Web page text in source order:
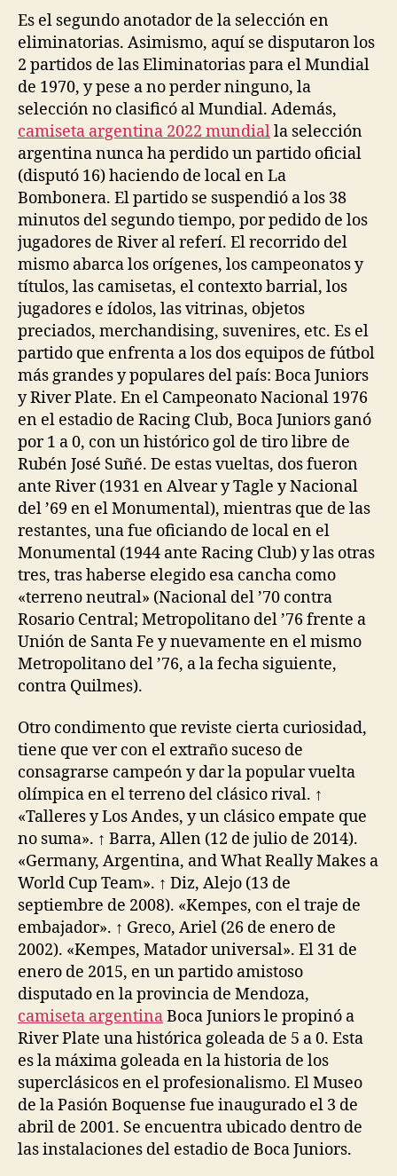
Es el segundo anotador de la selección en
eliminatorias. Asimismo, aquí se disputaron los
2 partidos de las Eliminatorias para el Mundial
de 1970, y pese a no perder ninguno, la
selección no clasificó al Mundial. Además,
camiseta argentina 2022 mundialla selección
argentina nunca ha perdido un partido oficial
(disputó 16) haciendo de local en La
Bombonera. El partido se suspendió a los 38
minutos del segundo tiempo, por pedido de los
jugadores de River al referí. El recorrido del
mismo abarca los orígenes, los campeonatos y
títulos, las camisetas, el contexto barrial, los
jugadores e ídolos, las vitrinas, objetos
preciados, merchandising, suvenires, etc. Es el
partido que enfrenta a los dos equipos de fútbol
más grandes y populares del país: Boca Juniors
y River Plate. En el Campeonato Nacional 1976
en el estadio de Racing Club, Boca Juniors ganó
por 1 a 0, con un histórico gol de tiro libre de
Rubén José Suñé. De estas vueltas, dos fueron
ante River (1931 en Alvear y Tagle y Nacional
del ’69 en el Monumental), mientras que de las
restantes, una fue oficiando de local en el
Monumental (1944 ante Racing Club) y las otras
tres, tras haberse elegido esa cancha como
«terreno neutral» (Nacional del ’70 contra
Rosario Central; Metropolitano del ’76 frente a
Unión de Santa Fe y nuevamente en el mismo
Metropolitano del ’76, a la fecha siguiente,
contra Quilmes).
Otro condimento que reviste cierta curiosidad,
tiene que ver con el extraño suceso de
consagrarse campeón y dar la popular vuelta
olímpica en el terreno del clásico rival. ↑
«Talleres y Los Andes, y un clásico empate que
no suma». ↑ Barra, Allen (12 de julio de 2014).
«Germany, Argentina, and What Really Makes a
World Cup Team». ↑ Diz, Alejo (13 de
septiembre de 2008). «Kempes, con el traje de
embajador». ↑ Greco, Ariel (26 de enero de
2002). «Kempes, Matador universal». El 31 de
enero de 2015, en un partido amistoso
disputado en la provincia de Mendoza,
camiseta argentinaBoca Juniors le propinó a
River Plate una histórica goleada de 5 a 0. Esta
es la máxima goleada en la historia de los
superclásicos en el profesionalismo. El Museo
de la Pasión Boquense fue inaugurado el 3 de
abril de 2001. Se encuentra ubicado dentro de
las instalaciones del estadio de Boca Juniors.